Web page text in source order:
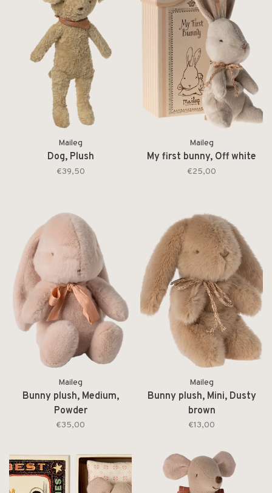
Maileg
Dog, Plush
€39,50
Maileg
My first bunny, Off white
€25,00
Maileg
Bunny plush, Medium,
Powder
€35,00
Maileg
Bunny plush, Mini, Dusty
brown
€13,00